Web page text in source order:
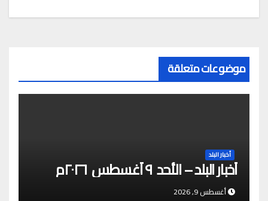
موضوعات متعلقة
أخبار البلد
أخبار البلد – الأحد ٩ أغسطس ٢٠٢٦م
أغسطس 9, 2026